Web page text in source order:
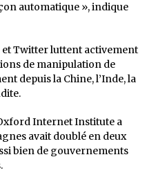
automatique », indique
et Twitter luttent activement
de manipulation de
depuis la Chine, l’Inde, la
Internet Institute a
avait doublé en deux
bien de gouvernements